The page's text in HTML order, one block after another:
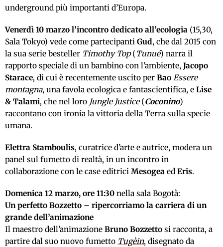
underground più importanti d’Europa.
Venerdì 10 marzo l’incontro dedicato all’ecologia (15,30,
Sala Tokyo) vede come partecipanti Gud, che dal 2015 con
la sua serie besteller Timothy Top(Tunué) narra il
rapporto speciale di un bambino con l’ambiente, Jacopo
Starace, di cui è recentemente uscito per Bao Essere
montagna, una favola ecologica e fantascientifica, e Lise
& Talami, che nel loro Jungle Justice(Coconino)
raccontano con ironia la vittoria della Terra sulla specie
umana.
Elettra Stamboulis, curatrice d’arte e autrice, modera un
panel sul fumetto di realtà, in un incontro in
collaborazione con le case editrici Mesogea ed Eris.
Domenica 12 marzo, ore 11:30 nella sala Bogotà:
Un perfetto Bozzetto – ripercorriamo la carriera di un
grande dell’animazione
Il maestro dell’animazione Bruno Bozzetto si racconta, a
partire dal suo nuovo fumetto Tugèin, disegnato da